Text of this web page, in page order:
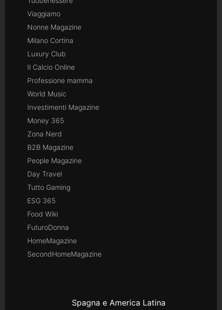
Viaggiamo
Nonne Magazine
Milano Cortina
Luxury Club
Il Calcio Online
Professione mamma
World Music
Investimenti Magazine
Money 365
Zona Nerd
B2B Magazine
People Magazine
Day Travel
Tutto Gaming
ESG 365
Food Wiki
FuturoDonna
HomeMagazine
SecondHomeMagazine
Spagna e America Latina